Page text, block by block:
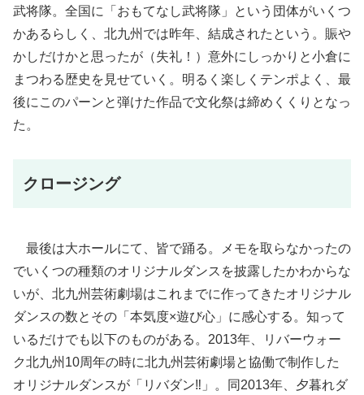
武将隊。全国に「おもてなし武将隊」という団体がいくつ
かあるらしく、北九州では昨年、結成されたという。賑や
かしだけかと思ったが（失礼！）意外にしっかりと小倉に
まつわる歴史を見せていく。明るく楽しくテンポよく、最
後にこのパーンと弾けた作品で文化祭は締めくくりとなっ
た。
クロージング
最後は大ホールにて、皆で踊る。メモを取らなかったの
でいくつの種類のオリジナルダンスを披露したかわからな
いが、北九州芸術劇場はこれまでに作ってきたオリジナル
ダンスの数とその「本気度×遊び心」に感心する。知って
いるだけでも以下のものがある。2013年、リバーウォー
ク北九州10周年の時に北九州芸術劇場と協働で制作した
オリジナルダンスが「リバダン‼」。同2013年、夕暮れダ